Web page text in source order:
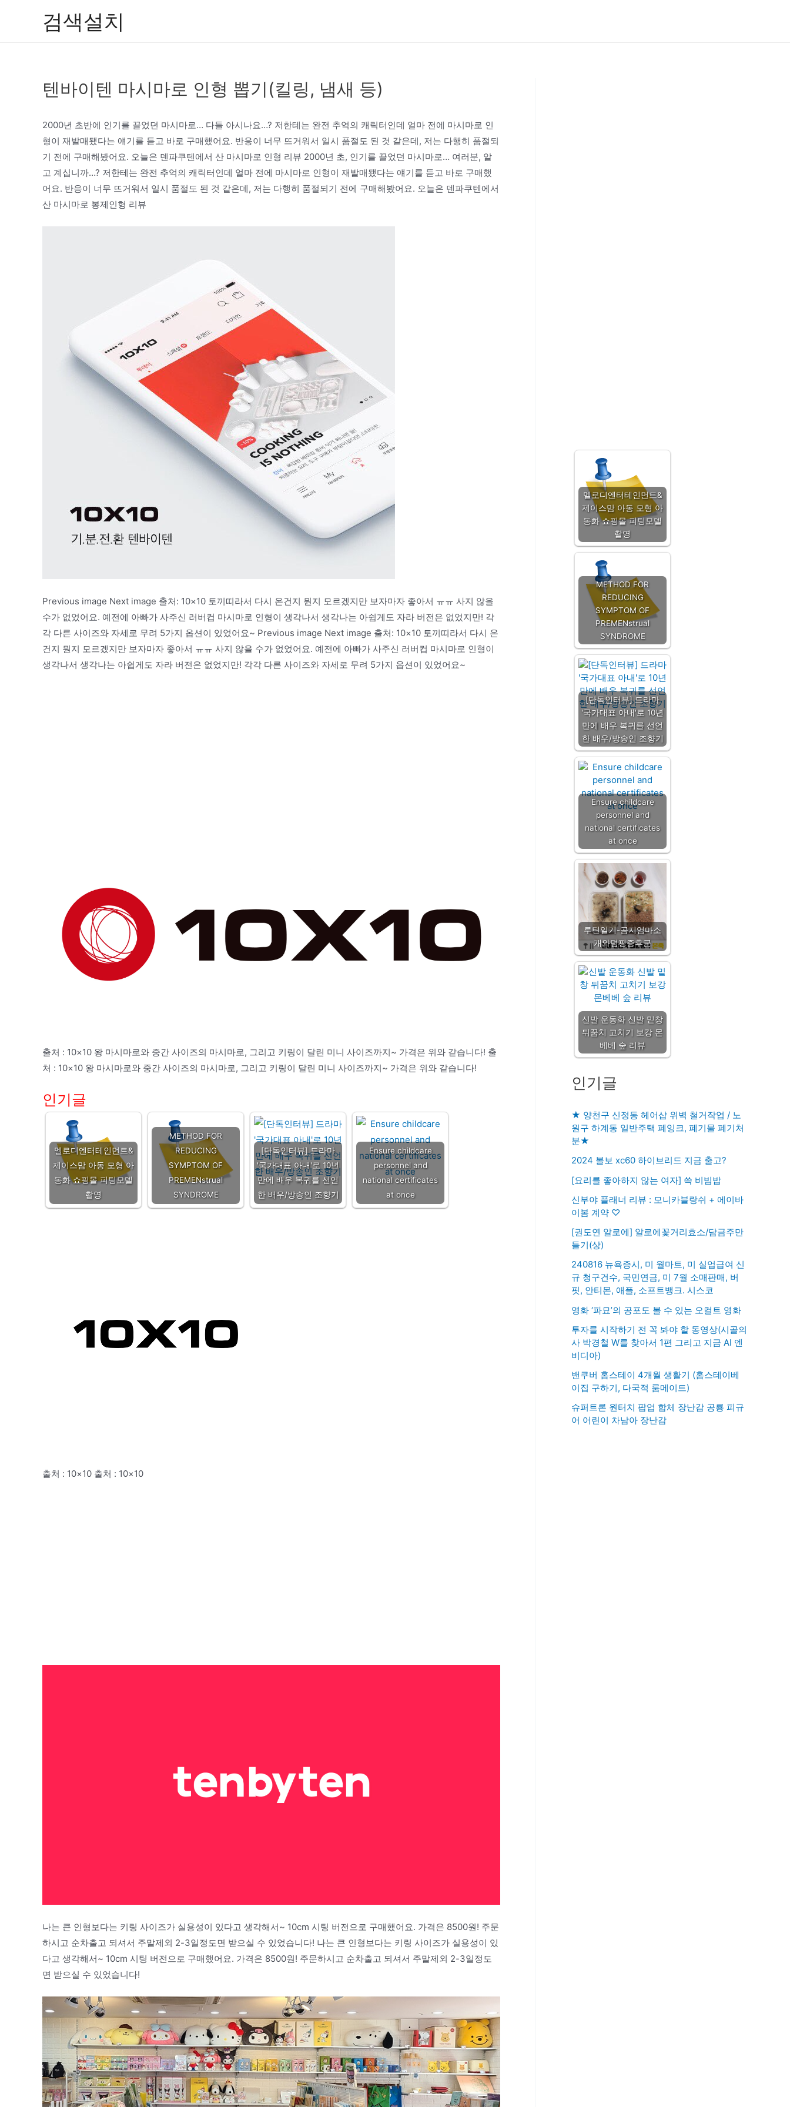
검색설치
텐바이텐 마시마로 인형 뽑기(킬링, 냄새 등)
2000년 초반에 인기를 끌었던 마시마로… 다들 아시나요…? 저한테는 완전 추억의 캐릭터인데 얼마 전에 마시마로 인
형이 재발매됐다는 얘기를 듣고 바로 구매했어요. 반응이 너무 뜨거워서 일시 품절도 된 것 같은데, 저는 다행히 품절되
기 전에 구매해봤어요. 오늘은 덴파쿠텐에서 산 마시마로 인형 리뷰 2000년 초, 인기를 끌었던 마시마로… 여러분, 알
고 계십니까…? 저한테는 완전 추억의 캐릭터인데 얼마 전에 마시마로 인형이 재발매됐다는 얘기를 듣고 바로 구매했
어요. 반응이 너무 뜨거워서 일시 품절도 된 것 같은데, 저는 다행히 품절되기 전에 구매해봤어요. 오늘은 덴파쿠텐에서
산 마시마로 봉제인형 리뷰
Previous image Next image 출처: 10×10 토끼띠라서 다시 온건지 뭔지 모르겠지만 보자마자 좋아서 ㅠㅠ 사지 않을
수가 없었어요. 예전에 아빠가 사주신 러버컵 마시마로 인형이 생각나서 생각나는 아쉽게도 자라 버전은 없었지만! 각
각 다른 사이즈와 자세로 무려 5가지 옵션이 있었어요~ Previous image Next image 출처: 10×10 토끼띠라서 다시 온
건지 뭔지 모르겠지만 보자마자 좋아서 ㅠㅠ 사지 않을 수가 없었어요. 예전에 아빠가 사주신 러버컵 마시마로 인형이
생각나서 생각나는 아쉽게도 자라 버전은 없었지만! 각각 다른 사이즈와 자세로 무려 5가지 옵션이 있었어요~
출처 : 10×10 왕 마시마로와 중간 사이즈의 마시마로, 그리고 키링이 달린 미니 사이즈까지~ 가격은 위와 같습니다! 출
처 : 10×10 왕 마시마로와 중간 사이즈의 마시마로, 그리고 키링이 달린 미니 사이즈까지~ 가격은 위와 같습니다!
인기글
멜로디엔터테인먼트&
제이스맘 아동 모형 아
동화 쇼핑몰 피팅모델
촬영
METHOD FOR
REDUCING
SYMPTOM OF
PREMENstrual
SYNDROME
[단독인터뷰] 드라마
'국가대표 아내'로 10년
만에 배우 복귀를 선언
한 배우/방송인 조향기
Ensure childcare
personnel and
national certificates
at once
출처 : 10×10 출처 : 10×10
나는 큰 인형보다는 키링 사이즈가 실용성이 있다고 생각해서~ 10cm 시팅 버전으로 구매했어요. 가격은 8500원! 주문
하시고 순차출고 되셔서 주말제외 2-3일정도면 받으실 수 있었습니다! 나는 큰 인형보다는 키링 사이즈가 실용성이 있
다고 생각해서~ 10cm 시팅 버전으로 구매했어요. 가격은 8500원! 주문하시고 순차출고 되셔서 주말제외 2-3일정도
면 받으실 수 있었습니다!
멜로디엔터테인먼트&
제이스맘 아동 모형 아
동화 쇼핑몰 피팅모델
촬영
METHOD FOR
REDUCING
SYMPTOM OF
PREMENstrual
SYNDROME
[단독인터뷰] 드라마
'국가대표 아내'로 10년
만에 배우 복귀를 선언
한 배우/방송인 조향기
Ensure childcare
personnel and
national certificates
at once
루틴일기-곰지엄마소
개와덤핑증후군
신발 운동화 신발 밑창
뒤꿈치 고치기 보강 몬
베베 숲 리뷰
인기글
★ 양천구 신정동 헤어샵 위벽 철거작업 / 노
원구 하계동 일반주택 폐잉크, 폐기물 폐기처
분★
2024 볼보 xc60 하이브리드 지금 출고?
[요리를 좋아하지 않는 여자] 쓱 비빔밥
신부야 플래너 리뷰 : 모니카블랑쉬 + 에이바
이봄 계약 ♡
[권도연 알로에] 알로에꽃거리효소/담금주만
들기(상)
240816 뉴욕증시, 미 월마트, 미 실업급여 신
규 청구건수, 국민연금, 미 7월 소매판매, 버
핏, 안티몬, 애플, 소프트뱅크. 시스코
영화 ‘파묘’의 공포도 볼 수 있는 오컬트 영화
투자를 시작하기 전 꼭 봐야 할 동영상(시골의
사 박경철 W를 찾아서 1편 그리고 지금 AI 엔
비디아)
밴쿠버 홈스테이 4개월 생활기 (홈스테이베
이집 구하기, 다국적 룸메이트)
슈퍼트론 원터치 팝업 합체 장난감 공룡 피규
어 어린이 차남아 장난감